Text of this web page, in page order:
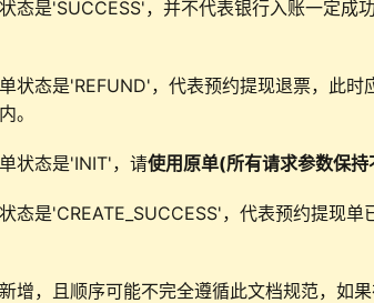
态是'SUCCESS'，并不代表银行入账一定成
状态是'REFUND'，代表预约提现退票，此
。
状态是'INIT'，请使用原单(所有请求参数保
态是'CREATE_SUCCESS'，代表预约提现
增，且顺序可能不完全遵循此文档规范，如